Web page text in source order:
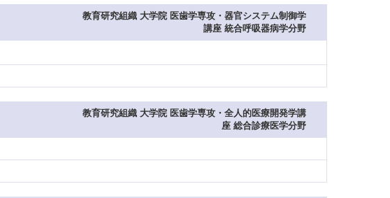
教育研究組織 大学院 医歯学専攻・器官システム制御学
講座 統合呼吸器病学分野
教育研究組織 大学院 医歯学専攻・全人的医療開発学講
座 総合診療医学分野